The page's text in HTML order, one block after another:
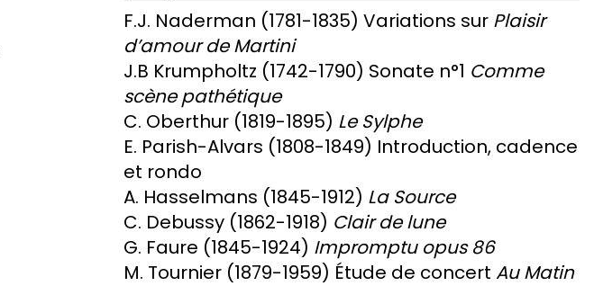
F.J. Naderman (1781-1835) Variations sur Plaisir
d’amour de Martini
J.B Krumpholtz (1742-1790) Sonate n°1 Comme
scène pathétique
C. Oberthur (1819-1895) Le Sylphe
E. Parish-Alvars (1808-1849) Introduction, cadence
et rondo
A. Hasselmans (1845-1912) La Source
C. Debussy (1862-1918) Clair de lune
G. Faure (1845-1924) Impromptu opus 86
M. Tournier (1879-1959) Étude de concertAu Matin